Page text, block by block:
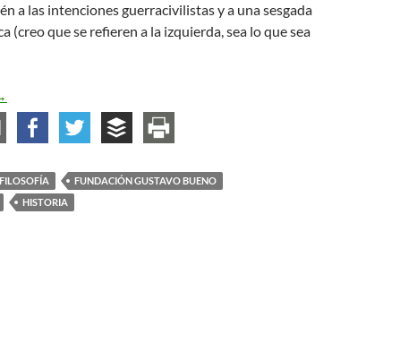
a las intenciones guerracivilistas y a una sesgada
(creo que se refieren a la izquierda, sea lo que sea
falsedad, el papanatismo y los buenistas
FILOSOFÍA
FUNDACIÓN GUSTAVO BUENO
HISTORIA